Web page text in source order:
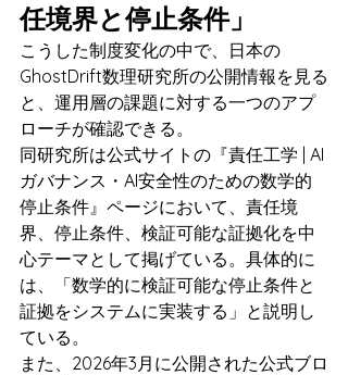
任境界と停止条件」
こうした制度変化の中で、日本の
GhostDrift数理研究所の公開情報を見る
と、運用層の課題に対する一つのアプ
ローチが確認できる。
同研究所は公式サイトの『責任工学 | AI
ガバナンス・AI安全性のための数学的
停止条件』ページにおいて、責任境
界、停止条件、検証可能な証拠化を中
心テーマとして掲げている。具体的に
は、「数学的に検証可能な停止条件と
証拠をシステムに実装する」と説明し
ている。
また、2026年3月に公開された公式ブロ